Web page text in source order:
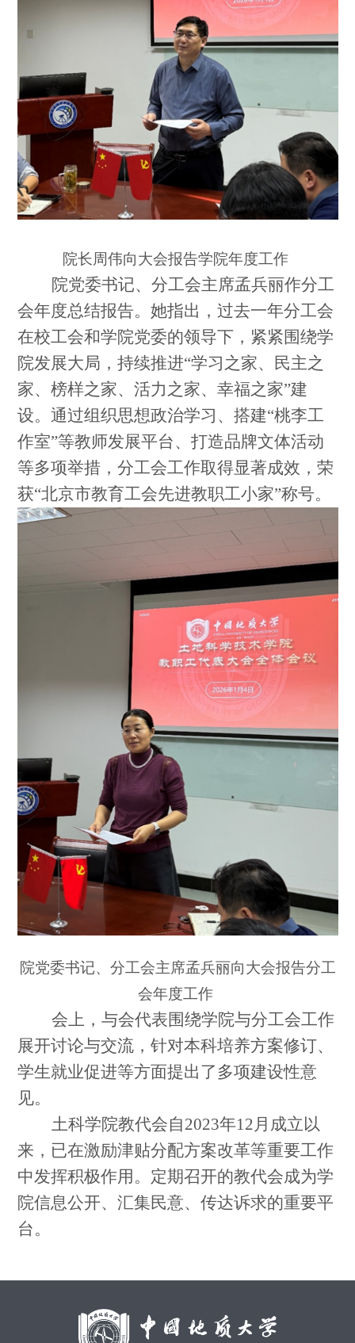
院长周伟向大会报告学院年度工作
院党委书记、分工会主席孟兵丽作分工
会年度总结报告。她指出，过去一年分工会
在校工会和学院党委的领导下，紧紧围绕学
院发展大局，持续推进“学习之家、民主之
家、榜样之家、活力之家、幸福之家”建
设。通过组织思想政治学习、搭建“桃李工
作室”等教师发展平台、打造品牌文体活动
等多项举措，分工会工作取得显著成效，荣
获“北京市教育工会先进教职工小家”称号。
院党委书记、分工会主席孟兵丽向大会报告分工
会年度工作
会上，与会代表围绕学院与分工会工作
展开讨论与交流，针对本科培养方案修订、
学生就业促进等方面提出了多项建设性意
见。
土科学院教代会自2023年12月成立以
来，已在激励津贴分配方案改革等重要工作
中发挥积极作用。定期召开的教代会成为学
院信息公开、汇集民意、传达诉求的重要平
台。